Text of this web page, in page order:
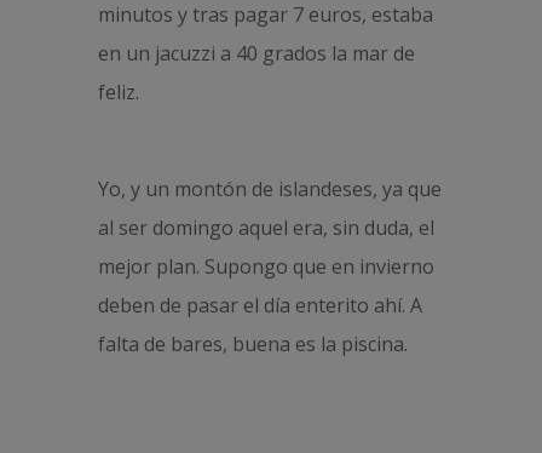
minutos y tras pagar 7 euros, estaba
en un jacuzzi a 40 grados la mar de
feliz.
Yo, y un montón de islandeses, ya que
al ser domingo aquel era, sin duda, el
mejor plan. Supongo que en invierno
deben de pasar el día enterito ahí. A
falta de bares, buena es la piscina.